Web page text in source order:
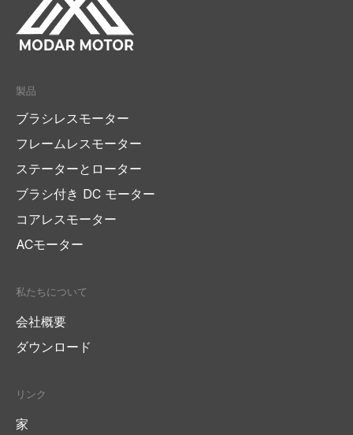
製品
ブラシレスモーター
フレームレスモーター
ステーターとローター
ブラシ付き DC モーター
コアレスモーター
ACモーター
私たちについて
会社概要
ダウンロード
リンク
家